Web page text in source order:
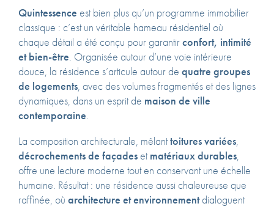
Quintessence est bien plus qu’un programme immobilier
classique : c’est un véritable hameau résidentiel où
chaque détail a été conçu pour garantirconfort, intimité
et bien-être. Organisée autour d’une voie intérieure
douce, la résidence s’articule autour de quatre groupes
de logements, avec des volumes fragmentés et des lignes
dynamiques, dans un esprit de maison de ville
contemporaine.
La composition architecturale, mêlanttoitures variées,
décrochements de façadesetmatériaux durables,
offre une lecture moderne tout en conservant une échelle
humaine. Résultat : une résidence aussi chaleureuse que
raffinée, où architecture et environnementdialoguent